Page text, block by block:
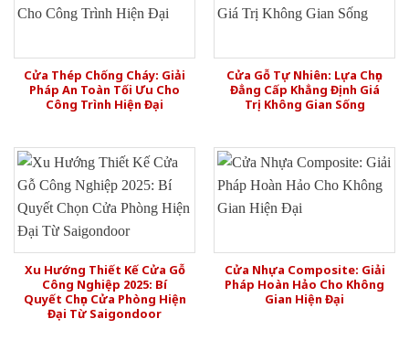
Cửa Thép Chống Cháy: Giải
Pháp An Toàn Tối Ưu Cho
Công Trình Hiện Đại
Cửa Gỗ Tự Nhiên: Lựa Chọn
Đẳng Cấp Khẳng Định Giá
Trị Không Gian Sống
Xu Hướng Thiết Kế Cửa Gỗ
Công Nghiệp 2025: Bí
Quyết Chọn Cửa Phòng Hiện
Đại Từ Saigondoor
Cửa Nhựa Composite: Giải
Pháp Hoàn Hảo Cho Không
Gian Hiện Đại